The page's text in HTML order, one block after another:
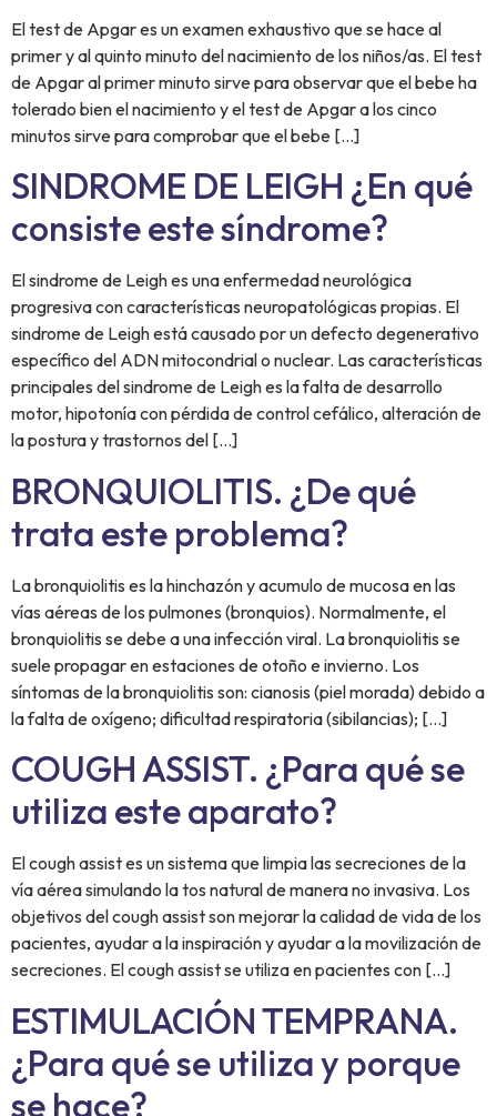
El test de Apgar es un examen exhaustivo que se hace al
primer y al quinto minuto del nacimiento de los niños/as. El test
de Apgar al primer minuto sirve para observar que el bebe ha
tolerado bien el nacimiento y el test de Apgar a los cinco
minutos sirve para comprobar que el bebe […]
SINDROME DE LEIGH ¿En qué
consiste este síndrome?
El sindrome de Leigh es una enfermedad neurológica
progresiva con características neuropatológicas propias. El
sindrome de Leigh está causado por un defecto degenerativo
específico del ADN mitocondrial o nuclear. Las características
principales del sindrome de Leigh es la falta de desarrollo
motor, hipotonía con pérdida de control cefálico, alteración de
la postura y trastornos del […]
BRONQUIOLITIS. ¿De qué
trata este problema?
La bronquiolitis es la hinchazón y acumulo de mucosa en las
vías aéreas de los pulmones (bronquios). Normalmente, el
bronquiolitis se debe a una infección viral. La bronquiolitis se
suele propagar en estaciones de otoño e invierno. Los
síntomas de la bronquiolitis son: cianosis (piel morada) debido a
la falta de oxígeno; dificultad respiratoria (sibilancias); […]
COUGH ASSIST. ¿Para qué se
utiliza este aparato?
El cough assist es un sistema que limpia las secreciones de la
vía aérea simulando la tos natural de manera no invasiva. Los
objetivos del cough assist son mejorar la calidad de vida de los
pacientes, ayudar a la inspiración y ayudar a la movilización de
secreciones. El cough assist se utiliza en pacientes con […]
ESTIMULACIÓN TEMPRANA.
¿Para qué se utiliza y porque
se hace?